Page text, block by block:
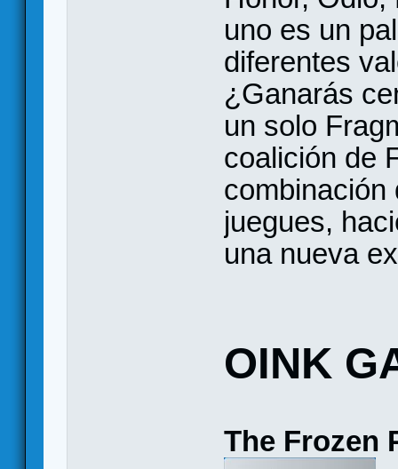
uno es un
diferentes
¿Ganarás
un solo
coalición de
combinación
juegues,
una nueva
OINK
The Frozen